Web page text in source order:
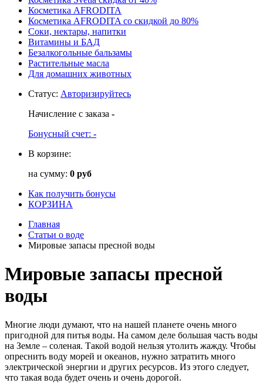
Косметика AFRODITA
Косметика AFRODITA со скидкой до 80%
Соки, нектары, напитки
Витамины и БАД
Безалкогольные бальзамы
Растительные масла
Для домашних животных
Статус: Авторизируйтесь
Начисление с заказа -
Бонусный счет: -
В корзине:
на сумму: 0 руб
Как получить бонусы
КОРЗИНА
Главная
Статьи о воде
Мировые запасы пресной воды
Мировые запасы пресной
воды
Многие люди думают, что на нашей планете очень много
пригодной для питья воды. На самом деле большая часть воды
на Земле – соленая. Такой водой нельзя утолить жажду. Чтобы
опреснить воду морей и океанов, нужно затратить много
электрической энергии и других ресурсов. Из этого следует,
что такая вода будет очень и очень дорогой.